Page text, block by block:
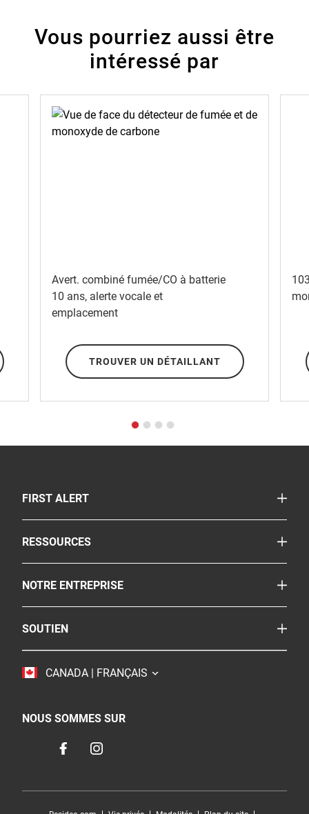
Vous pourriez aussi être
intéressé par
Avert. combiné fumée/CO à batterie
10 ans, alerte vocale et
emplacement
TROUVER UN DÉTAILLANT
FIRST ALERTTOGGLE
Où acheter
RESSOURCESTOGGLE
Accessibilité
NOTRE ENTREPRISETOGGLE
Resideo
SOUTIENTOGGLE
Nous joindre
CANADA | FRANÇAIS TOGGLE
NOUS SOMMES SUR